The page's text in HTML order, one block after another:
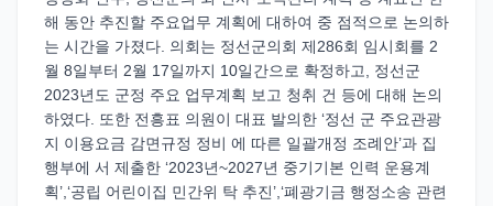
해 동안 추진할 주요업무 계획에 대하여 중 점적으로 논의하
는 시간을 가졌다. 의회는 정선군의회 제286회 임시회를 2
월 8일부터 2월 17일까지 10일간으로 확정하고, 정선군
2023년도 군정 주요 업무계획 보고 청취 건 등에 대해 논의
하였다. 또한 전흥표 의원이 대표 발의한 ‘정선 군 주요관광
지 이용요금 감면규정 정비 에 따른 일괄개정 조례안’과 집
행부에 서 제출한 ‘2023년~2027년 중기기본 인력 운용계
획’,‘공립 어린이집 민간위 탁 추진’,‘폐광기금 행정소송 관련